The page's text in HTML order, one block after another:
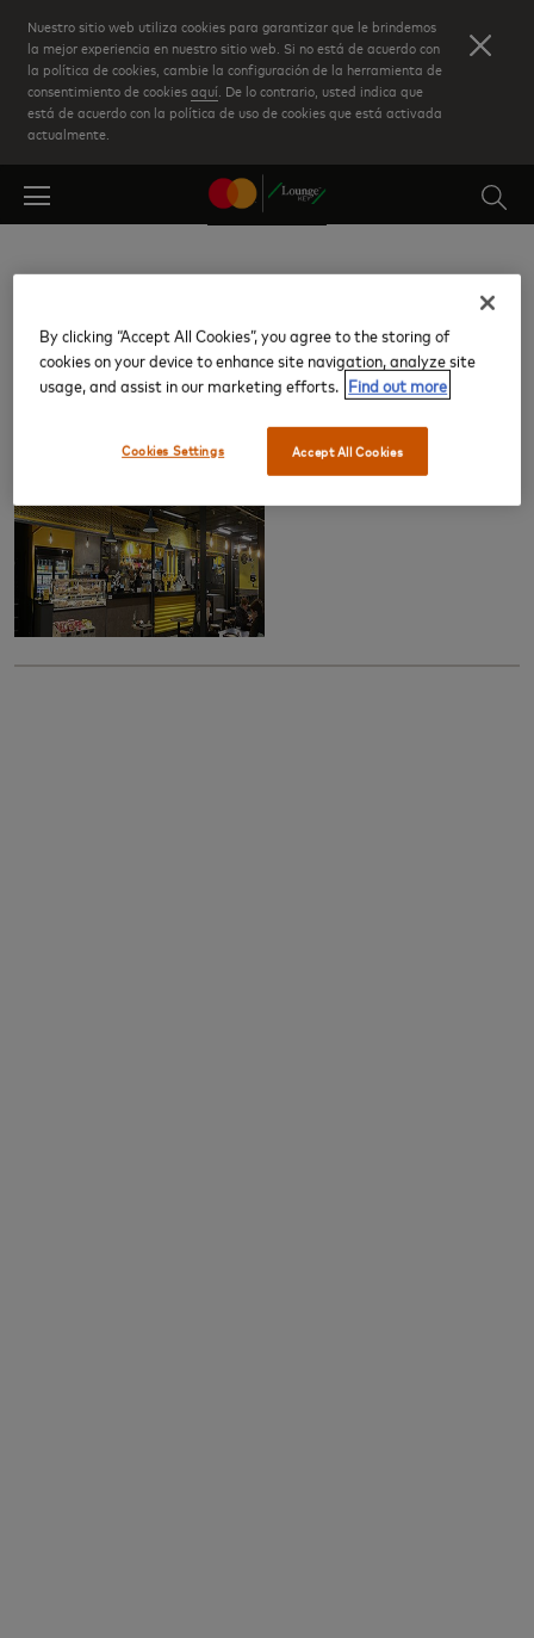
Skip
to
main
content
Nuestro sitio web utiliza cookies para garantizar que le brindemos
la mejor experiencia en nuestro sitio web. Si no está de acuerdo con
la política de cookies, cambie la configuración de la herramienta de
consentimiento de cookiesaquí . De lo contrario, usted indica que
está de acuerdo con la política de uso de cookies que está activada
actualmente.
(NTE)
By clicking “Accept All Cookies”, you agree to the storing of
cookies on your device to enhance site navigation, analyze site
usage, and assist in our marketing efforts. Find out more
Accept All Cookies
Cookies Settings